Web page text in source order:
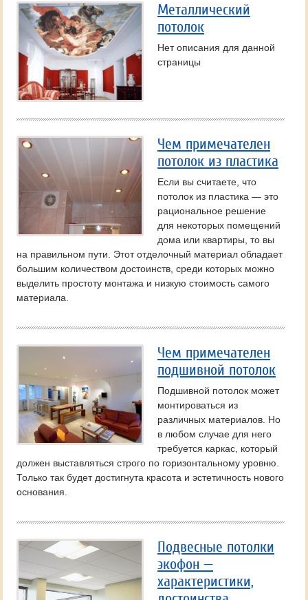
Металлический
потолок
Нет описания для данной
страницы
Чем примечателен
потолок из пластика
Если вы считаете, что
потолок из пластика — это
рациональное решение
для некоторых помещений
дома или квартиры, то вы
на правильном пути. Этот отделочный материал обладает
большим количеством достоинств, среди которых можно
выделить простоту монтажа и низкую стоимость самого
материала.
Чем примечателен
подшивной потолок
Подшивной потолок может
монтироваться из
различных материалов. Но
в любом случае для него
требуется каркас, который
должен выставляться строго по горизонтальному уровню.
Только так будет достигнута красота и эстетичность нового
основания.
Подвесные потолки
экофон —
характеристики,